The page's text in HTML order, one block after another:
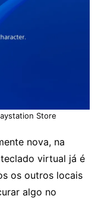
Store
nova, na
virtual já é
os outros locais
algo no